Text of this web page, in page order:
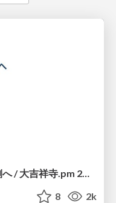
クラウドを使う側から、作る側へ / 大吉祥寺.pm 2026前夜祭
8 2k